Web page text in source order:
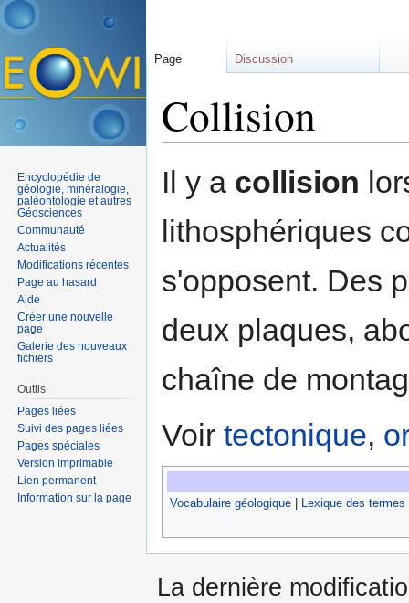
Collision
Il y a collision
lithosphériques
s'opposent. Des
deux plaques,
chaîne de
Voir tectonique,
Vocabulaire géologique| Lexique des
Page Discussion
Encyclopédie de
géologie, minéralogie,
paléontologie et autres
Géosciences
Communauté
Actualités
Modifications récentes
Page au hasard
Aide
Créer une nouvelle
page
Galerie des nouveaux
fichiers
Outils
Pages liées
Suivi des pages liées
Pages spéciales
Version imprimable
Lien permanent
Information sur la page
La dernière